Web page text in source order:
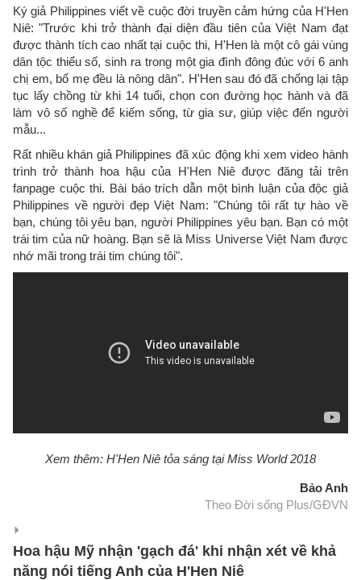
Ký giả Philippines viết về cuộc đời truyền cảm hứng của H'Hen
Niê: "Trước khi trở thành đại diện đầu tiên của Việt Nam đạt
được thành tích cao nhất tại cuộc thi, H'Hen là một cô gái vùng
dân tộc thiểu số, sinh ra trong một gia đình đông đúc với 6 anh
chị em, bố mẹ đều là nông dân". H'Hen sau đó đã chống lại tập
tục lấy chồng từ khi 14 tuổi, chọn con đường học hành và đã
làm vô số nghề để kiếm sống, từ gia sư, giúp việc đến người
mẫu...
Rất nhiều khán giả Philippines đã xúc động khi xem video hành
trình trở thành hoa hậu của H'Hen Niê được đăng tải trên
fanpage cuộc thi. Bài báo trích dẫn một bình luận của độc giả
Philippines về người đẹp Việt Nam: "Chúng tôi rất tự hào về
bạn, chúng tôi yêu bạn, người Philippines yêu bạn. Bạn có một
trái tim của nữ hoàng. Bạn sẽ là Miss Universe Việt Nam được
nhớ mãi trong trái tim chúng tôi".
Xem thêm: H'Hen Niê tỏa sáng tại Miss World 2018
Bảo Anh
Theo Đời sống Plus/GĐVN
Hoa hậu Mỹ nhận 'gạch đá' khi nhận xét về khả
năng nói tiếng Anh của H'Hen Niê